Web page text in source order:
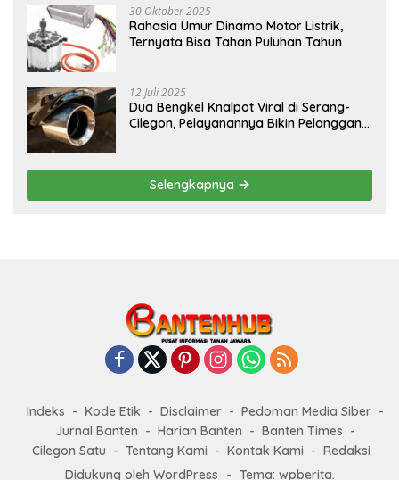
30 Oktober 2025
Rahasia Umur Dinamo Motor Listrik,
Ternyata Bisa Tahan Puluhan Tahun
12 Juli 2025
Dua Bengkel Knalpot Viral di Serang-
Cilegon, Pelayanannya Bikin Pelanggan
Selengkapnya
Indeks Kode Etik Disclaimer
Pedoman Media Siber
Jurnal Banten
Harian Banten
Banten Times
Cilegon Satu
Tentang Kami Kontak Kami
Redaksi
Didukung oleh WordPress
- Tema: wpberita.